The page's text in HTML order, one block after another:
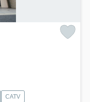
CATV